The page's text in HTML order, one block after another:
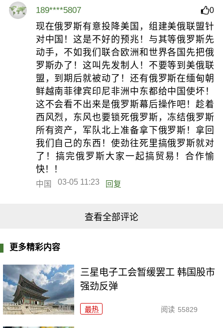
189****5807 0
现在俄罗斯有意投降美国，组建美俄联盟针
对中国！这是不好的预兆！与其等俄罗斯先
动手，不如我们联合欧洲和世界各国先把俄
罗斯办了！这叫先发制人！不要等到美俄联
盟，到期后就被动了！还有俄罗斯在缅甸朝
鲜越南菲律宾印尼非洲中东都给中国使坏！
这不会看不出来是俄罗斯幕后操作吧！趁着
西风烈，东风也要锁死俄罗斯，冻结俄罗斯
所有资产，军队北上准备拿下俄罗斯！拿回
我们自己的东西！使劲往死里搞俄罗斯就对
了！搞完俄罗斯大家一起搞贸易！合作愉
快！！
中国 03-05 11:23 回复
查看全部评论
更多精彩内容
三星电子工会暂缓罢工 韩国股市
强劲反弹
最热 阅读 55829